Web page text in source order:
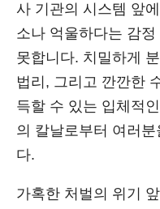
사 기관의 시스템 앞
소나 억울하다는 감
못합니다. 치밀하게
법리, 그리고 깐깐한
득할 수 있는 입체적
의 칼날로부터 여러
다.
가혹한 처벌의 위기